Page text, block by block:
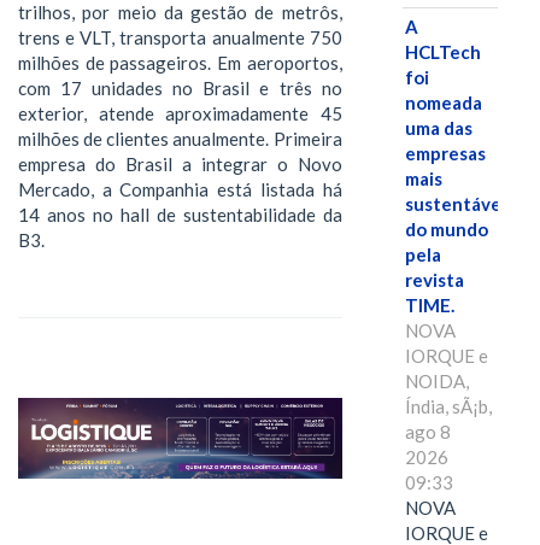
trilhos, por meio da gestão de metrôs,
trens e VLT, transporta anualmente 750
milhões de passageiros. Em aeroportos,
com 17 unidades no Brasil e três no
exterior, atende aproximadamente 45
milhões de clientes anualmente. Primeira
empresa do Brasil a integrar o Novo
Mercado, a Companhia está listada há
14 anos no hall de sustentabilidade da
B3.
A
HCLTech
foi
nomeada
uma das
empresas
mais
sustentáveis
do mundo
pela
revista
TIME.
NOVA
IORQUE e
NOIDA,
Índia, sÃ¡b,
ago 8
2026
09:33
NOVA
IORQUE e